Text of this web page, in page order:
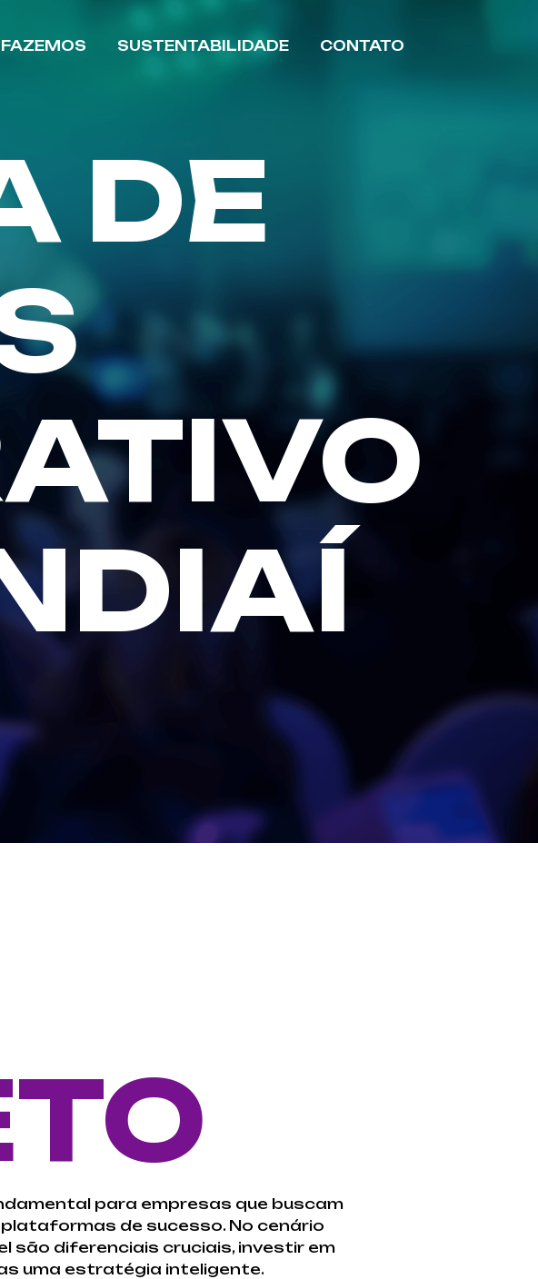
FAZEMOS SUSTENTABILIDADE CONTATO
DE
para empresas que buscam
de sucesso. No cenário
são diferenciais cruciais, investir em
uma estratégia inteligente.